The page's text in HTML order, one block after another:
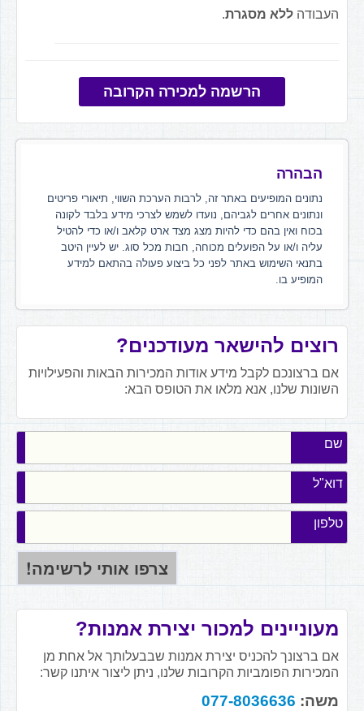
העבודה ללא מסגרת.
הרשמה למכירה הקרובה
הבהרה
נתונים המופיעים באתר זה, לרבות הערכת השווי, תיאורי פריטים
ונתונים אחרים לגביהם, נועדו לשמש לצרכי מידע בלבד לקונה
בכוח ואין בהם כדי להיות מצג מצד ארט קלאב ו/או כדי להטיל
עליה ו/או על הפועלים מכוחה, חבות מכל סוג. יש לעיין היטב
בתנאי השימוש באתר לפני כל ביצוע פעולה בהתאם למידע
המופיע בו.
רוצים להישאר מעודכנים?
אם ברצונכם לקבל מידע אודות המכירות הבאות והפעילויות
השונות שלנו, אנא מלאו את הטופס הבא:
שם
דוא"ל
טלפון
מעוניינים למכור יצירת אמנות?
אם ברצונך להכניס יצירת אמנות שבבעלותך אל אחת מן
המכירות הפומביות הקרובות שלנו, ניתן ליצור איתנו קשר:
משה: 077-8036636